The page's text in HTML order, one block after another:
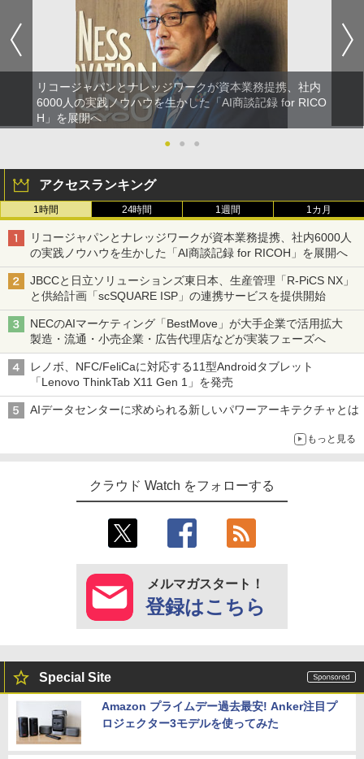
リコージャパンとナレッジワークが資本業務提携、社内
6000人の実践ノウハウを生かした「AI商談記録 for RICO
H」を展開へ
●
● ●
アクセスランキング
1時間 24時間 1週間 1カ月
リコージャパンとナレッジワークが資本業務提携、社内6000人
の実践ノウハウを生かした「AI商談記録 for RICOH」を展開へ
JBCCと日立ソリューションズ東日本、生産管理「R-PiCS NX」
と供給計画「scSQUARE ISP」の連携サービスを提供開始
NECのAIマーケティング「BestMove」が大手企業で活用拡大
製造・流通・小売企業・広告代理店などが実装フェーズへ
レノボ、NFC/FeliCaに対応する11型Androidタブレット
「Lenovo ThinkTab X11 Gen 1」を発売
AIデータセンターに求められる新しいパワーアーキテクチャとは
もっと見る
クラウド Watch をフォローする
メルマガスタート！
登録はこちら
Special Site
Amazon プライムデー過去最安! Anker注目プ
ロジェクター3モデルを使ってみた